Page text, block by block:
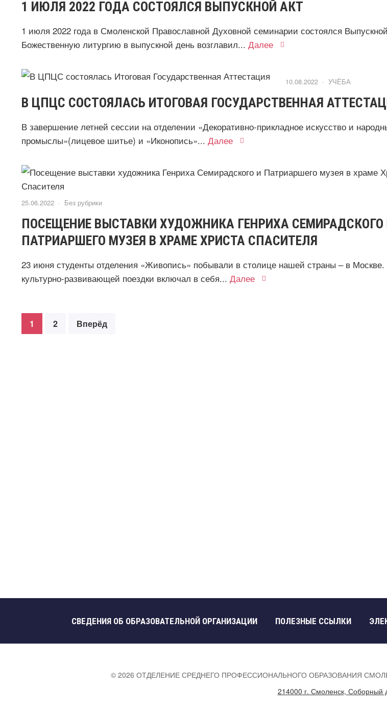
1 ИЮЛЯ 2022 ГОДА СОСТОЯЛСЯ ВЫПУСКНОЙ АКТ
1 июля 2022 года в Смоленской Православной Духовной семинарии состоялся
Божественную литургию в выпускной день возглавил... Далее
10.08.2022 · УЧЁБА
В ЦПЦС СОСТОЯЛАСЬ ИТОГОВАЯ ГОСУДАРСТВЕННАЯ
В завершение летней сессии на отделении «Декоративно-прикладное искусство и
промыслы»(лицевое шитье) и «Иконопись»... Далее
25.06.2022 · Без рубрики
ПОСЕЩЕНИЕ ВЫСТАВКИ ХУДОЖНИКА ГЕНРИХА СЕМИРАДСКОГО
ПАТРИАРШЕГО МУЗЕЯ В ХРАМЕ ХРИСТА СПАСИТЕЛЯ
23 июня студенты отделения «Живопись» побывали в столице нашей страны – в
культурно-развивающей поездки включал в себя... Далее
1 2 Вперёд
СВЕДЕНИЯ ОБ ОБРАЗОВАТЕЛЬНОЙ ОРГАНИЗАЦИИ ПОЛЕЗНЫЕ ССЫЛКИ
© 2026 ОТДЕЛЕНИЕ СРЕДНЕГО ПРОФЕССИОНАЛЬНОГО ОБРАЗОВАНИЯ
214000 г. Смоленск, Соборный